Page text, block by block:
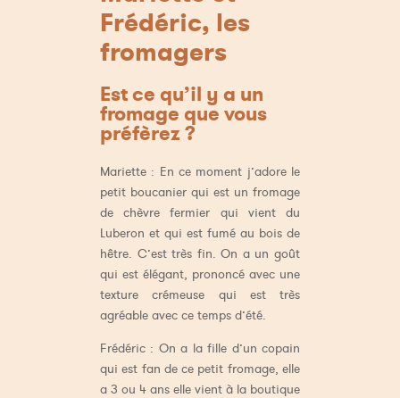
Frédéric, les
fromagers
Est ce qu’il y a un
fromage que vous
préfèrez ?
Mariette : En ce moment j’adore le
petit boucanier qui est un fromage
de chèvre fermier qui vient du
Luberon et qui est fumé au bois de
hêtre. C’est très fin. On a un goût
qui est élégant, prononcé avec une
texture crémeuse qui est très
agréable avec ce temps d’été.
Frédéric : On a la fille d’un copain
qui est fan de ce petit fromage, elle
a 3 ou 4 ans elle vient à la boutique